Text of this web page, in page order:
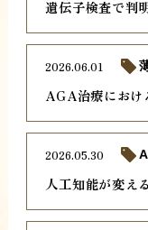
遺伝子検査で判
AGA治療におけ
2026.06.01
人工知能が変え
2026.05.30